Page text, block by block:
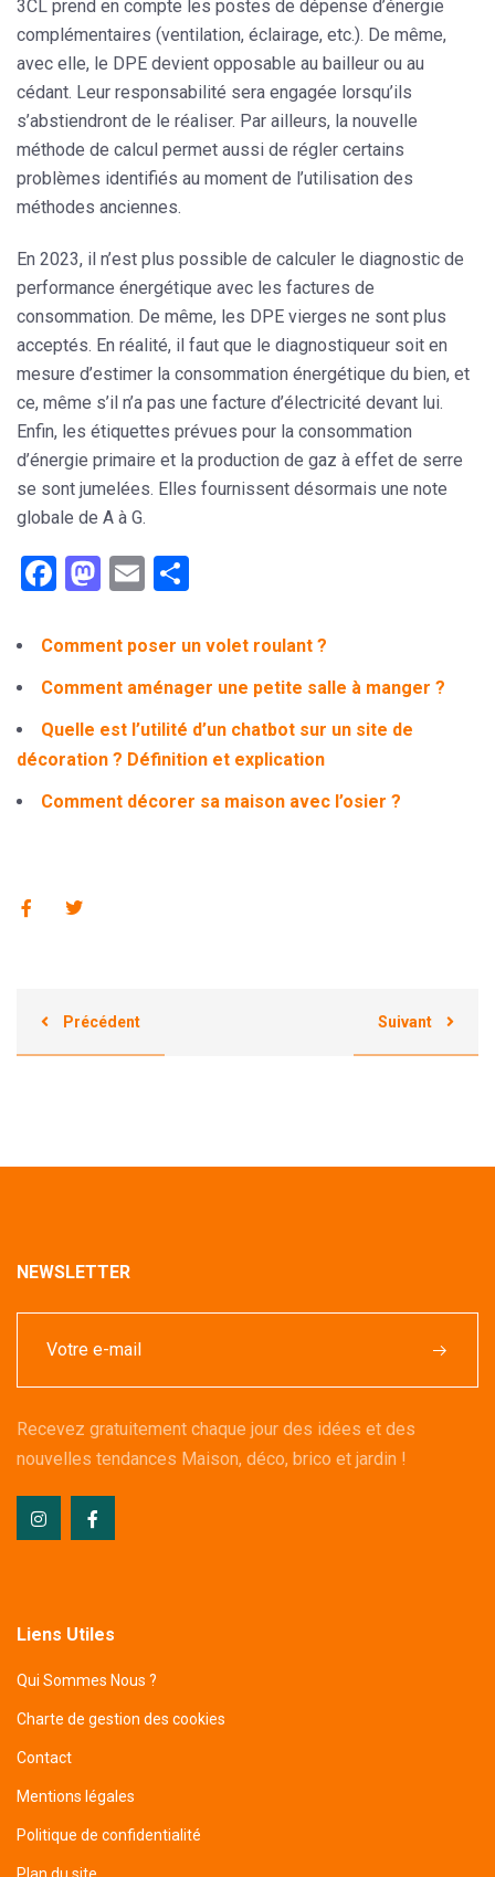
3CL prend en compte les postes de dépense d’énergie
complémentaires (ventilation, éclairage, etc.). De même,
avec elle, le DPE devient opposable au bailleur ou au
cédant. Leur responsabilité sera engagée lorsqu’ils
s’abstiendront de le réaliser. Par ailleurs, la nouvelle
méthode de calcul permet aussi de régler certains
problèmes identifiés au moment de l’utilisation des
méthodes anciennes.
En 2023, il n’est plus possible de calculer le diagnostic de
performance énergétique avec les factures de
consommation. De même, les DPE vierges ne sont plus
acceptés. En réalité, il faut que le diagnostiqueur soit en
mesure d’estimer la consommation énergétique du bien, et
ce, même s’il n’a pas une facture d’électricité devant lui.
Enfin, les étiquettes prévues pour la consommation
d’énergie primaire et la production de gaz à effet de serre
se sont jumelées. Elles fournissent désormais une note
globale de A à G.
Facebook
Mastodon
Email
Comment poser un volet roulant ?
Comment aménager une petite salle à manger ?
Quelle est l’utilité d’un chatbot sur un site de
décoration ? Définition et explication
Comment décorer sa maison avec l’osier ?
Précédent Suivant
NEWSLETTER
Recevez gratuitement chaque jour des idées et des
nouvelles tendances Maison, déco, brico et jardin !
Liens Utiles
Qui Sommes Nous ?
Charte de gestion des cookies
Contact
Mentions légales
Politique de confidentialité
Plan du site